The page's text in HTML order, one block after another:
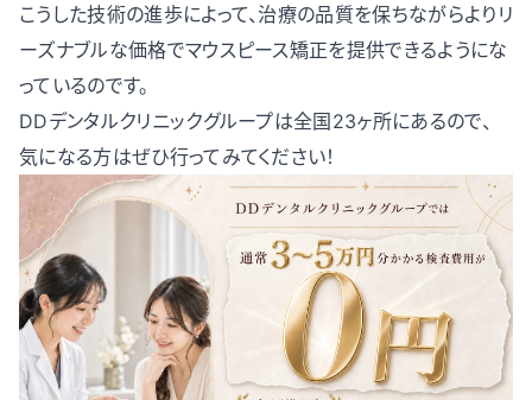
こうした技術の進歩によって、治療の品質を保ちながらよりリ
ーズナブルな価格でマウスピース矯正を提供できるようにな
っているのです。
DDデンタルクリニックグループは全国23ヶ所にあるので、
気になる方はぜひ行ってみてください！